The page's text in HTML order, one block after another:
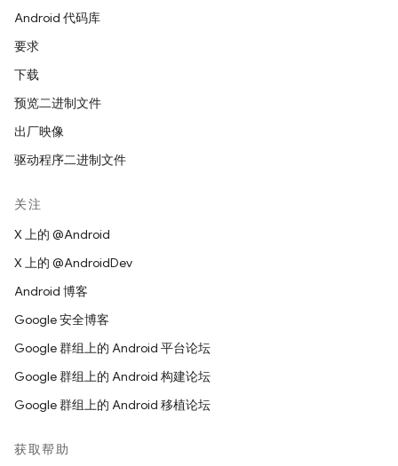
Android 代码库
要求
下载
预览二进制文件
出厂映像
驱动程序二进制文件
关注
X 上的 @Android
X 上的 @AndroidDev
Android 博客
Google 安全博客
Google 群组上的 Android 平台论坛
Google 群组上的 Android 构建论坛
Google 群组上的 Android 移植论坛
获取帮助